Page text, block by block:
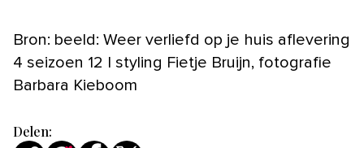
Bron: beeld: Weer verliefd op je huis aflevering
4 seizoen 12 | styling Fietje Bruijn, fotografie
Barbara Kieboom
Delen: